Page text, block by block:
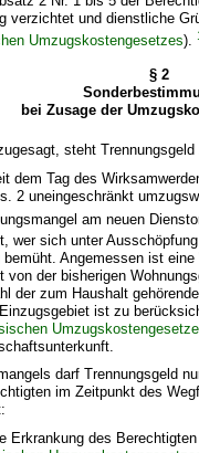
verzichtet und dienstliche
Umzugskostengesetzes).
§ 2
bei Zusage der
steht Trennungsgeld
dem Tag des
2 uneingeschränkt
am neuen
wer sich unter
Angemessen ist
von der bisherigen
der zum Haushalt
ist zu
darf Trennungsgeld
im Zeitpunkt des
Erkrankung des